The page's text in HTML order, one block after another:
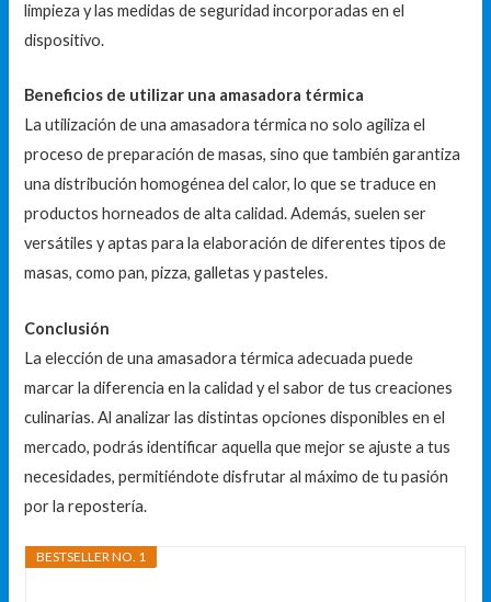
limpieza y las medidas de seguridad incorporadas en el
dispositivo.
Beneficios de utilizar una amasadora térmica
La utilización de una amasadora térmica no solo agiliza el
proceso de preparación de masas, sino que también garantiza
una distribución homogénea del calor, lo que se traduce en
productos horneados de alta calidad. Además, suelen ser
versátiles y aptas para la elaboración de diferentes tipos de
masas, como pan, pizza, galletas y pasteles.
Conclusión
La elección de una amasadora térmica adecuada puede
marcar la diferencia en la calidad y el sabor de tus creaciones
culinarias. Al analizar las distintas opciones disponibles en el
mercado, podrás identificar aquella que mejor se ajuste a tus
necesidades, permitiéndote disfrutar al máximo de tu pasión
por la repostería.
BESTSELLER NO. 1